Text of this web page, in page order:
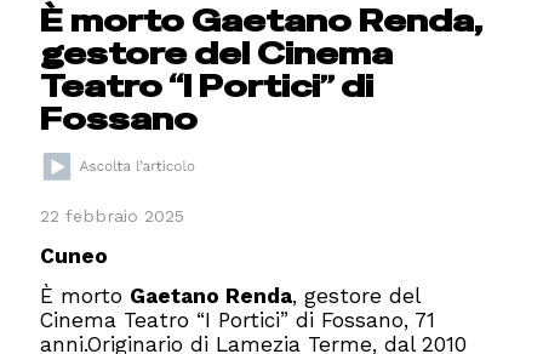
È morto Gaetano Renda,
gestore del Cinema
Teatro “I Portici” di
Fossano
22 febbraio 2025
Cuneo
È morto Gaetano Renda, gestore del
Cinema Teatro “I Portici” di Fossano, 71
anni.Originario di Lamezia Terme, dal 2010